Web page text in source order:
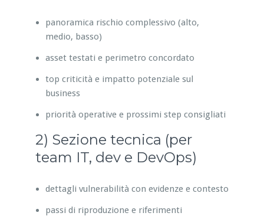
panoramica rischio complessivo (alto,
medio, basso)
asset testati e perimetro concordato
top criticità e impatto potenziale sul
business
priorità operative e prossimi step consigliati
2) Sezione tecnica (per
team IT, dev e DevOps)
dettagli vulnerabilità con evidenze e contesto
passi di riproduzione e riferimenti